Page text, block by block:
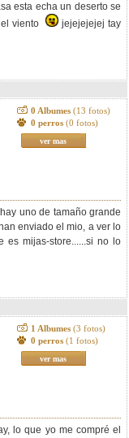
esta echa un deserto se
viento
jejejejejej tay
0 Albumes (13 fotos)
0 perros (0 fotos)
ver mas
uno de tamaño grande
enviado el mio, a ver lo
mijas-store......si no lo
1 Albumes (3 fotos)
0 perros (1 fotos)
ver mas
lo que yo me compré el